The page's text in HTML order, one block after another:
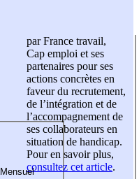
par France travail,
Cap emploi et ses
partenaires pour ses
actions concrètes en
faveur du recrutement,
de l’intégration et de
l’accompagnement de
ses collaborateurs en
situation de handicap.
Pour en savoir plus,
consultez cet article.